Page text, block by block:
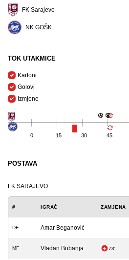
FK Sarajevo
NK GOŠK
TOK UTAKMICE
Kartoni
Golovi
Izmjene
0 15 30 45
POSTAVA
FK SARAJEVO
# IGRAČ ZAMJENA
DF Amar Beganović
MF Vladan Bubanja 73'